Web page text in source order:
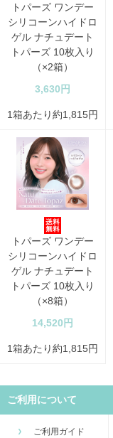
トパーズ ワンデー
シリコーンハイドロ
ゲル ナチュデート
トパーズ 10枚入り
（×2箱）
3,630円
1箱あたり約1,815円
トパーズ ワンデー
シリコーンハイドロ
ゲル ナチュデート
トパーズ 10枚入り
（×8箱）
14,520円
1箱あたり約1,815円
ご利用について
ご利用ガイド